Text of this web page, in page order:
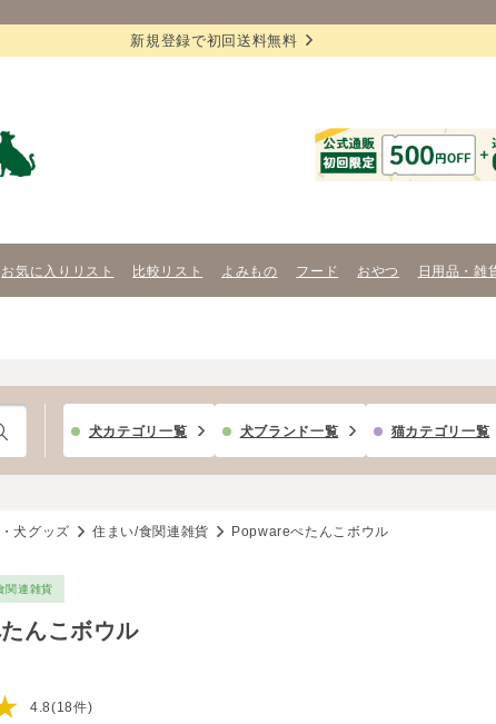
新規登録で初回送料無料
お気に入りリスト 比較リスト よみもの フード おやつ 日用品・雑
犬カテゴリ一覧 犬ブランド一覧 猫カテゴリ一覧
犬グッズ 住まい/食関連雑貨 Popwareぺたんこボウル
関連雑貨
んこボウル
4.8(18件)